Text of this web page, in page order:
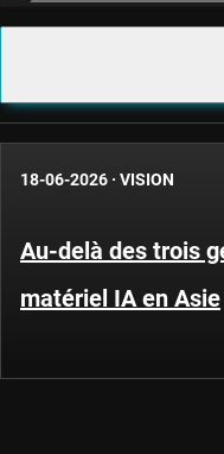
18-06-2026 · VISION
Au-delà des trois
matériel IA en Asie